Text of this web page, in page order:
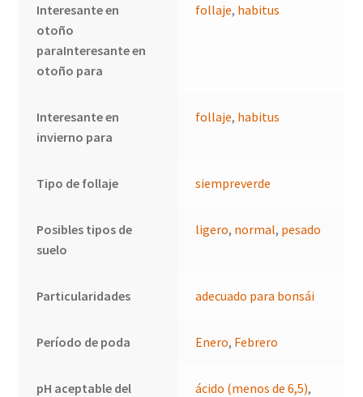
Interesante en
otoño
paraInteresante en
otoño para
follaje, habitus
Interesante en
invierno para
follaje, habitus
Tipo de follaje siempreverde
Posibles tipos de
suelo
ligero, normal, pesado
Particularidades adecuado para bonsái
Período de poda Enero, Febrero
pH aceptable del
ácido (menos de 6,5),